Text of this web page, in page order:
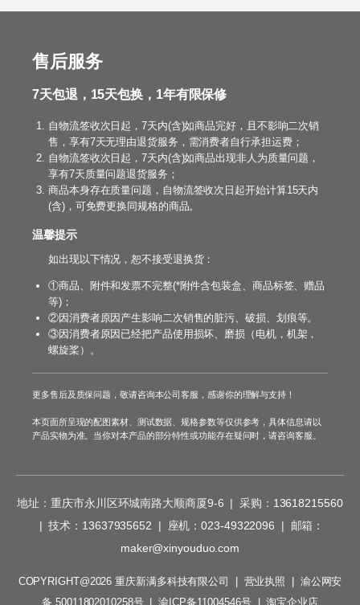
售后服务
7天包退，15天包换，1年有限保修
自物流签收次日起，7天内(含)如商品完好，且不影响二次销
售，享有7天无理由退货服务，需消费者自行承担运费；
自物流签收次日起，7天内(含)如商品出现非人为质量问题，
享有7天质量问题退货服务；
商品本身存在质量问题，自物流签收次日起开始计算15天内
(含)，可免费更换同规格的商品。
温馨提示
如出现以下情况，恕不接受退换货：
①商品、附件和发票不完整(*附件含包装盒、商品标签、赠品
等)；
②因消费者原因产生影响二次销售的脏污、破损、划痕等。
③因消费者原因已经把产品使用损坏、磨损（电机，机架，
螺旋桨）。
更多售后及质保问题，敬请咨询本公司客服，感谢你的理解与支持！
本页面所呈现的配图素材、测试数据、规格参数等仅供参考，具体信息请以
产品实物为准。当你对本产品的部分特性或功能存在疑问时，请咨询客服。
地址：重庆市永川区环城南路大顺商厦9-6 | 采购： 13618215560
| 技术： 13637935652 | 座机：023-49322096 | 邮箱：
maker@xinyouduo.com
COPYRIGHT@2026 重庆新满多科技有限公司 | 营业执照
渝公网安
备 50011802010258号|渝ICP备11004546号|淘宝企业店